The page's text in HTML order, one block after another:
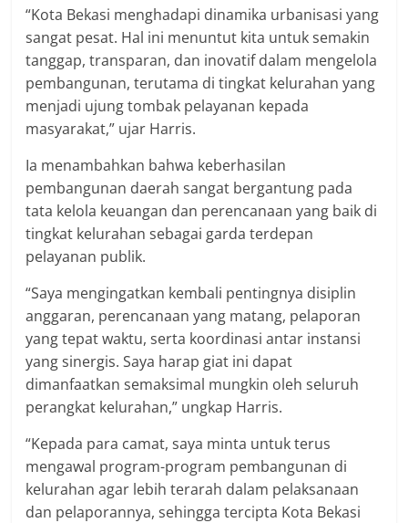
“Kota Bekasi menghadapi dinamika urbanisasi yang
sangat pesat. Hal ini menuntut kita untuk semakin
tanggap, transparan, dan inovatif dalam mengelola
pembangunan, terutama di tingkat kelurahan yang
menjadi ujung tombak pelayanan kepada
masyarakat,” ujar Harris.
Ia menambahkan bahwa keberhasilan
pembangunan daerah sangat bergantung pada
tata kelola keuangan dan perencanaan yang baik di
tingkat kelurahan sebagai garda terdepan
pelayanan publik.
“Saya mengingatkan kembali pentingnya disiplin
anggaran, perencanaan yang matang, pelaporan
yang tepat waktu, serta koordinasi antar instansi
yang sinergis. Saya harap giat ini dapat
dimanfaatkan semaksimal mungkin oleh seluruh
perangkat kelurahan,” ungkap Harris.
“Kepada para camat, saya minta untuk terus
mengawal program-program pembangunan di
kelurahan agar lebih terarah dalam pelaksanaan
dan pelaporannya, sehingga tercipta Kota Bekasi